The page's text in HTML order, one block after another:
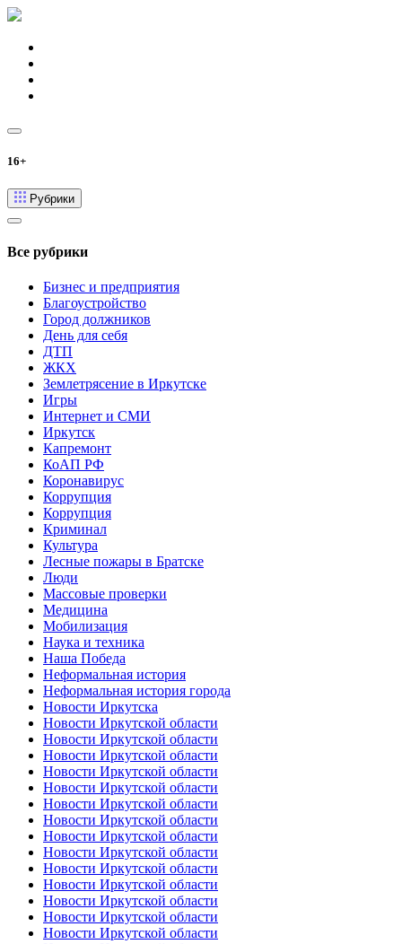
16+
Рубрики
Все рубрики
Бизнес и предприятия
Благоустройство
Город должников
День для себя
ДТП
ЖКХ
Землетрясение в Иркутске
Игры
Интернет и СМИ
Иркутск
Капремонт
КоАП РФ
Коронавирус
Коррупция
Коррупция
Криминал
Культура
Лесные пожары в Братске
Люди
Массовые проверки
Медицина
Мобилизация
Наука и техника
Наша Победа
Неформальная история
Неформальная история города
Новости Иркутска
Новости Иркутской области
Новости Иркутской области
Новости Иркутской области
Новости Иркутской области
Новости Иркутской области
Новости Иркутской области
Новости Иркутской области
Новости Иркутской области
Новости Иркутской области
Новости Иркутской области
Новости Иркутской области
Новости Иркутской области
Новости Иркутской области
Новости Иркутской области